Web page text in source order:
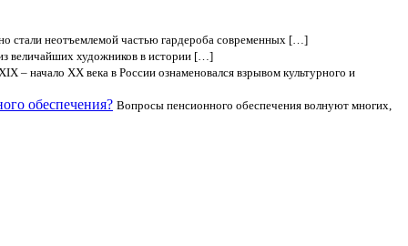
стали неотъемлемой частью гардероба современных […]
величайших художников в истории […]
– начало XX века в России ознаменовался взрывом культурного и
обеспечения? Вопросы пенсионного обеспечения волнуют многих,